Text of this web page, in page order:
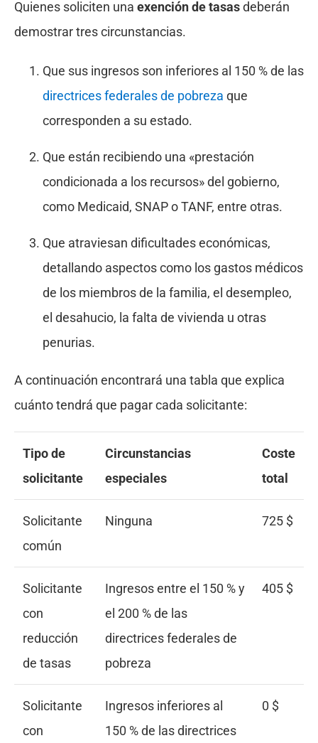
Quienes soliciten una exención de tasasdeberán
demostrar tres circunstancias.
Que sus ingresos son inferiores al 150 % de las
directrices federales de pobreza que
corresponden a su estado.
Que están recibiendo una «prestación
condicionada a los recursos» del gobierno,
como Medicaid, SNAP o TANF, entre otras.
Que atraviesan dificultades económicas,
detallando aspectos como los gastos médicos
de los miembros de la familia, el desempleo,
el desahucio, la falta de vivienda u otras
penurias.
A continuación encontrará una tabla que explica
cuánto tendrá que pagar cada solicitante:
Tipo de
solicitante
Circunstancias
especiales
Coste
total
Solicitante
común
Ninguna 725 $
Solicitante
con
reducción
de tasas
Ingresos entre el 150 % y
el 200 % de las
directrices federales de
pobreza
405 $
Solicitante
con
Ingresos inferiores al
150 % de las directrices
0 $